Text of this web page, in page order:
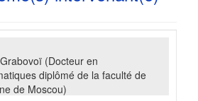
(Docteur en
diplômé de la faculté de
de Moscou)